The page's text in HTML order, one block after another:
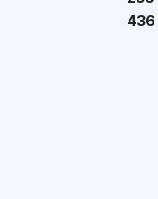
436